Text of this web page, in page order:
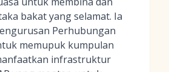
bakat yang selamat. Ia
Perhubungan
memupuk kumpulan
infrastruktur